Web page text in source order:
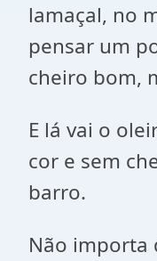
lamaçal, no
pensar um
cheiro bom,
E lá vai o
cor e sem
barro.
Não importa